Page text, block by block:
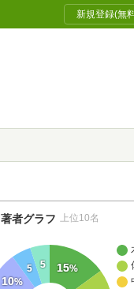
新規登録(無
15%
10%
5 5
著者グラフ 上位10名